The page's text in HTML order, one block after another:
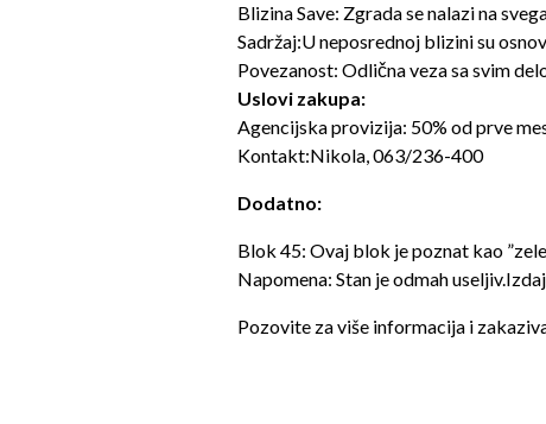
Blizina Save: Zgrada se nalazi na
Sadržaj:U neposrednoj blizini su
Povezanost: Odlična veza sa svim
Uslovi zakupa:
Agencijska provizija: 50% od prve
Kontakt:Nikola, 063/236-400
Dodatno:
Blok 45: Ovaj blok je poznat kao
Napomena: Stan je odmah
Pozovite za više informacija i